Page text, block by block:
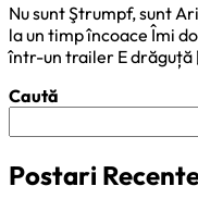
Nu sunt Ştrumpf, sunt
la un timp încoace Îmi
într-un trailer E
Caută
Postari